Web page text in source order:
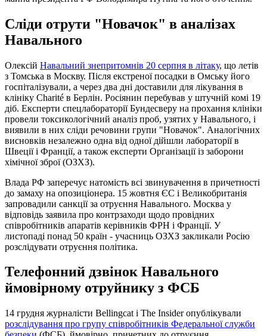
Сліди отрути "Новачок" в аналізах
Навального
Олексій Навальний знепритомнів 20 серпня в літаку, що летів
з Томська в Москву. Після екстреної посадки в Омську його
госпіталізували, а через два дні доставили для лікування в
клініку Charité в Берлін. Росіянин перебував у штучній комі 19
діб. Експерти спецлабораторії Бундесверу на прохання клініки
провели токсикологічний аналіз проб, узятих у Навального, і
виявили в них сліди речовини групи "Новачок". Аналогічних
висновків незалежно одна від одної дійшли лабораторії в
Швеції і Франції, а також експерти Організації із заборони
хімічної зброї (ОЗХЗ).
Влада РФ заперечує натомість всі звинувачення в причетності
до замаху на опозиціонера. 15 жовтня ЄС і Великобританія
запровадили санкції за отруєння Навального. Москва у
відповідь заявила про контрзаходи щодо провідних
співробітників апаратів керівників ФРН і Франції. У
листопаді понад 50 країн - учасниць ОЗХЗ закликали Росію
розслідувати отруєння політика.
Телефонний дзвінок Навального
ймовірному отруйнику з ФСБ
14 грудня журналісти Bellingcat і The Insider опублікували
розслідування про групу співробітників Федеральної служби